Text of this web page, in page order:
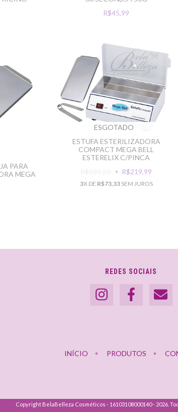
R$45,99
PARA
MEGA
ESGOTADO
ESTUFA ESTERILIZADORA
COMPACT MEGA BELL
ESTERELIX C/PINCA
R$231,25
R$219,99
3X DE R$73,33SEM JUROS
REDES SOCIAIS
INÍCIO PRODUTOS
Copyright BelaBelleza Cosméticos - 16103108000140 - 2026.